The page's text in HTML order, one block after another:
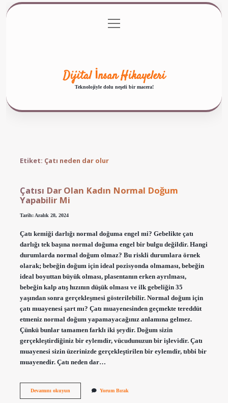
Gizlilik Politikası
menüyü
aç
Dijital İnsan Hikayeleri
Teknolojiyle dolu neşeli bir macera!
Etiket: Çatı neden dar olur
Çatısı Dar Olan Kadın Normal Doğum
Yapabilir Mi
Tarih: Aralık 28, 2024
Çatı kemiği darlığı normal doğuma engel mi? Gebelikte çatı
darlığı tek başına normal doğuma engel bir bulgu değildir. Hangi
durumlarda normal doğum olmaz? Bu riskli durumlara örnek
olarak; bebeğin doğum için ideal pozisyonda olmaması, bebeğin
ideal boyuttan büyük olması, plasentanın erken ayrılması,
bebeğin kalp atış hızının düşük olması ve ilk gebeliğin 35
yaşından sonra gerçekleşmesi gösterilebilir. Normal doğum için
çatı muayenesi şart mı? Çatı muayenesinden geçmekte tereddüt
etmeniz normal doğum yapamayacağınız anlamına gelmez.
Çünkü bunlar tamamen farklı iki şeydir. Doğum sizin
gerçekleştirdiğiniz bir eylemdir, vücudunuzun bir işlevidir. Çatı
muayenesi sizin üzerinizde gerçekleştirilen bir eylemdir, tıbbi bir
muayenedir. Çatı neden dar…
Devamını okuyunÇatısı
Yorum Bırak